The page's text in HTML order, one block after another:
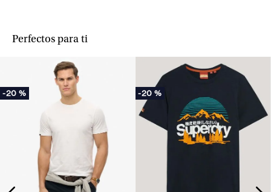
Perfectos para ti
-20 % -20 %